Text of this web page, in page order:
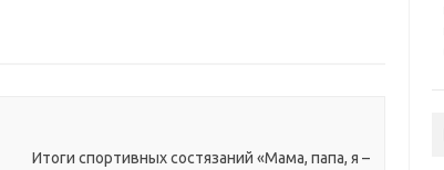
Итоги спортивных состязаний «Мама, папа, я –